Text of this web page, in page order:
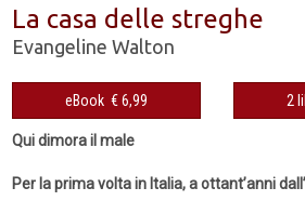
La casa delle streghe
Evangeline Walton
eBook € 6,99 2
Qui dimora il male
Per la prima volta in Italia, a ottant’anni